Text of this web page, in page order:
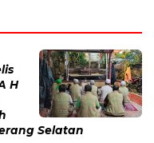
H
Selatan